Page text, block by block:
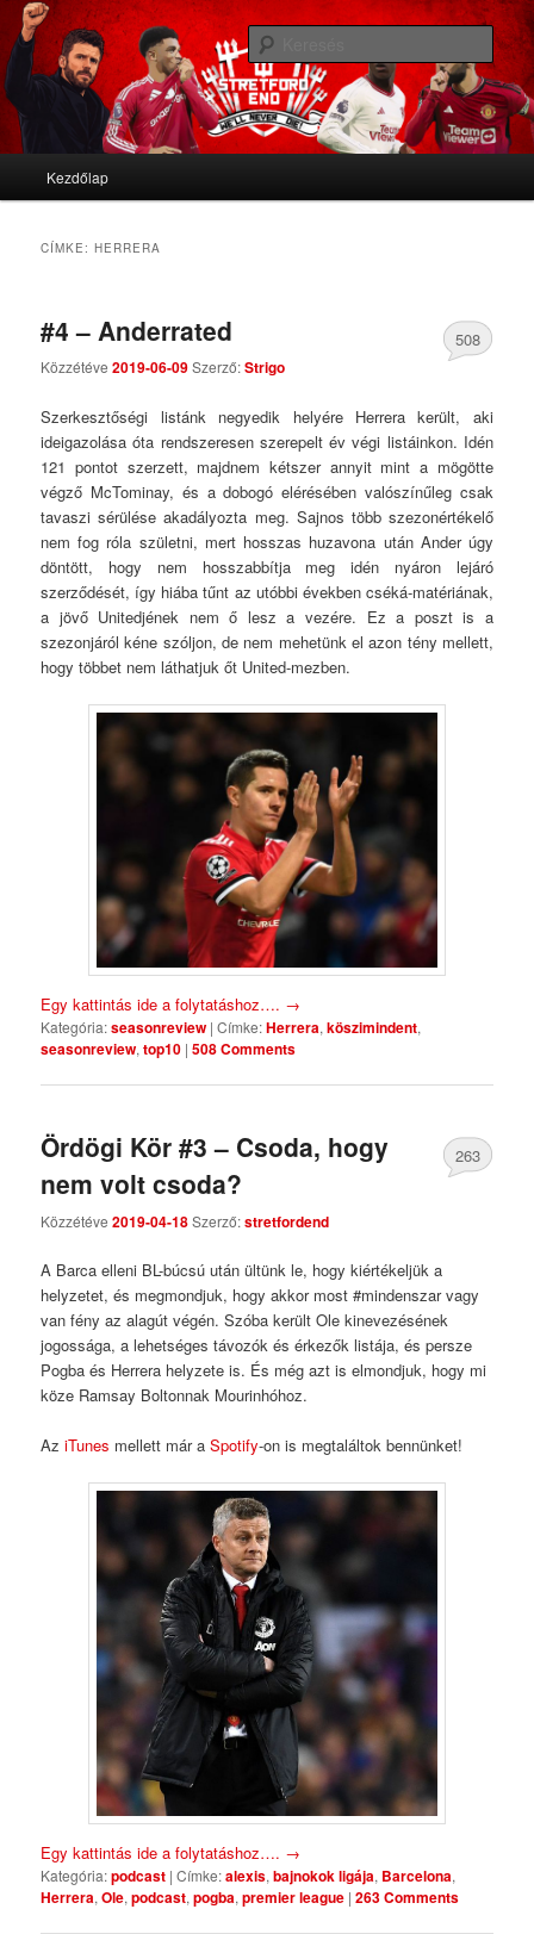
Stretford End
We'll never die
Tovább az elsődleges tartalomra
Tovább a másodlagos tartalomra
Kezdőlap
CÍMKE:HERRERA
#4 – Anderrated
Közzétéve2019-06-09Szerző:Strigo
508
Szerkesztőségi listánk negyedik helyére Herrera került, aki
ideigazolása óta rendszeresen szerepelt év végi listáinkon. Idén
121 pontot szerzett, majdnem kétszer annyit mint a mögötte
végző McTominay, és a dobogó elérésében valószínűleg csak
tavaszi sérülése akadályozta meg. Sajnos több szezonértékelő
nem fog róla születni, mert hosszas huzavona után Ander úgy
döntött, hogy nem hosszabbítja meg idén nyáron lejáró
szerződését, így hiába tűnt az utóbbi években cséká-matériának,
a jövő Unitedjének nem ő lesz a vezére. Ez a poszt is a
szezonjáról kéne szóljon, de nem mehetünk el azon tény mellett,
hogy többet nem láthatjuk őt United-mezben.
Egy kattintás ide a folytatáshoz…. →
Kategória:seasonreview |Címke:Herrera,köszimindent,
seasonreview,top10 |508 Comments
Ördögi Kör #3 – Csoda, hogy
nem volt csoda?
Közzétéve2019-04-18Szerző:stretfordend
263
A Barca elleni BL-búcsú után ültünk le, hogy kiértékeljük a
helyzetet, és megmondjuk, hogy akkor most #mindenszar vagy
van fény az alagút végén. Szóba került Ole kinevezésének
jogossága, a lehetséges távozók és érkezők listája, és persze
Pogba és Herrera helyzete is. És még azt is elmondjuk, hogy mi
köze Ramsay Boltonnak Mourinhóhoz.
AziTunes mellett már aSpotify-on is megtaláltok bennünket!
Egy kattintás ide a folytatáshoz…. →
Kategória:podcast |Címke:alexis,bajnokok ligája, Barcelona,
Herrera,Ole,podcast,pogba,premier league |263 Comments